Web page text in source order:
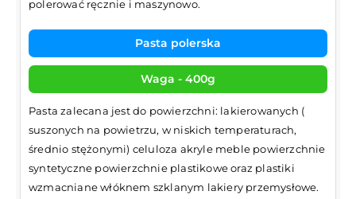
polerować ręcznie i maszynowo.
Pasta polerska
Waga - 400g
Pasta zalecana jest do powierzchni: lakierowanych (
suszonych na powietrzu, w niskich temperaturach,
średnio stężonymi) celuloza akryle meble powierzchnie
syntetyczne powierzchnie plastikowe oraz plastiki
wzmacniane włóknem szklanym lakiery przemysłowe.